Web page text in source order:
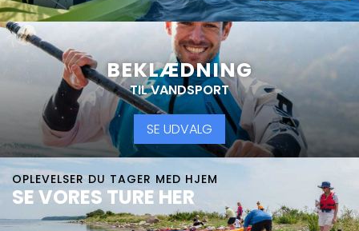
BEKLÆDNING
TIL VANDSPORT
SE UDVALG
OPLEVELSER DU TAGER MED HJEM
SE VORES TURE HER